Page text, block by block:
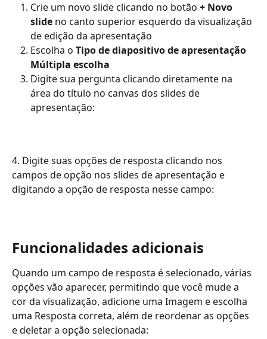
Crie um novo slide clicando no botão + Novo
slide no canto superior esquerdo da visualização
de edição da apresentação
Escolha o Tipo de diapositivo de apresentação
Múltipla escolha
Digite sua pergunta clicando diretamente na
área do título no canvas dos slides de
apresentação:
4. Digite suas opções de resposta clicando nos
campos de opção nos slides de apresentação e
digitando a opção de resposta nesse campo:
Funcionalidades adicionais
Quando um campo de resposta é selecionado, várias
opções vão aparecer, permitindo que você mude a
cor da visualização, adicione uma Imagem e escolha
uma Resposta correta, além de reordenar as opções
e deletar a opção selecionada: